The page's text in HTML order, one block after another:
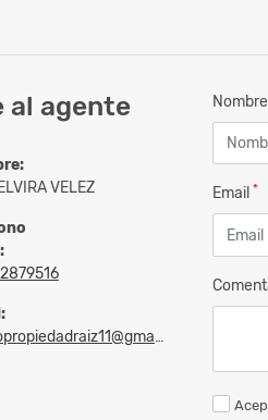
al agente
VELEZ
Nombre
Email *